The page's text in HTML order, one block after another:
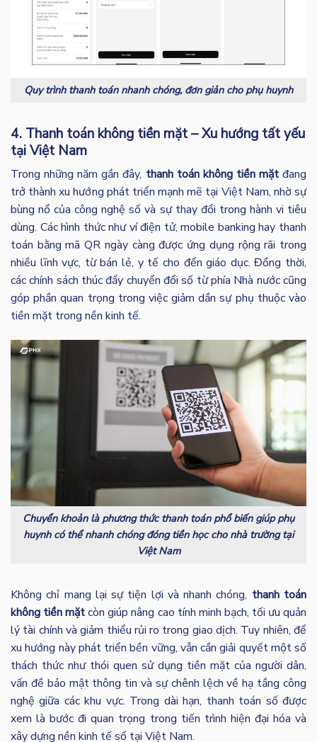
Quy trình thanh toán nhanh chóng, đơn giản cho phụ huynh
4. Thanh toán không tiền mặt – Xu hướng tất yếu
tại Việt Nam
Trong những năm gần đây, thanh toán không tiền mặtđang
trở thành xu hướng phát triển mạnh mẽ tại Việt Nam, nhờ sự
bùng nổ của công nghệ số và sự thay đổi trong hành vi tiêu
dùng. Các hình thức như ví điện tử, mobile banking hay thanh
toán bằng mã QR ngày càng được ứng dụng rộng rãi trong
nhiều lĩnh vực, từ bán lẻ, y tế cho đến giáo dục. Đồng thời,
các chính sách thúc đẩy chuyển đổi số từ phía Nhà nước cũng
góp phần quan trọng trong việc giảm dần sự phụ thuộc vào
tiền mặt trong nền kinh tế.
Chuyển khoản là phương thức thanh toán phổ biến giúp phụ
huynh có thể nhanh chóng đóng tiền học cho nhà trường tại
Việt Nam
Không chỉ mang lại sự tiện lợi và nhanh chóng, thanh toán
không tiền mặtcòn giúp nâng cao tính minh bạch, tối ưu quản
lý tài chính và giảm thiểu rủi ro trong giao dịch. Tuy nhiên, để
xu hướng này phát triển bền vững, vẫn cần giải quyết một số
thách thức như thói quen sử dụng tiền mặt của người dân,
vấn đề bảo mật thông tin và sự chênh lệch về hạ tầng công
nghệ giữa các khu vực. Trong dài hạn, thanh toán số được
xem là bước đi quan trọng trong tiến trình hiện đại hóa và
xây dựng nền kinh tế số tại Việt Nam.